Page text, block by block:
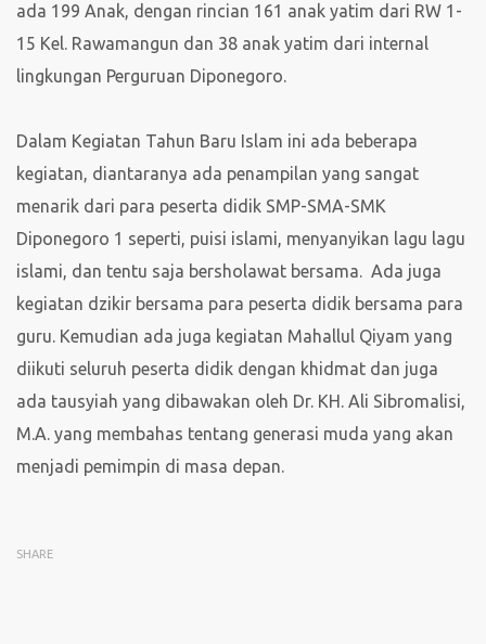
ada 199 Anak, dengan rincian 161 anak yatim dari RW 1-
15 Kel. Rawamangun dan 38 anak yatim dari internal
lingkungan Perguruan Diponegoro.
Dalam Kegiatan Tahun Baru Islam ini ada beberapa
kegiatan, diantaranya ada penampilan yang sangat
menarik dari para peserta didik SMP-SMA-SMK
Diponegoro 1 seperti, puisi islami, menyanyikan lagu lagu
islami, dan tentu saja bersholawat bersama. Ada juga
kegiatan dzikir bersama para peserta didik bersama para
guru. Kemudian ada juga kegiatan Mahallul Qiyam yang
diikuti seluruh peserta didik dengan khidmat dan juga
ada tausyiah yang dibawakan oleh Dr. KH. Ali Sibromalisi,
M.A. yang membahas tentang generasi muda yang akan
menjadi pemimpin di masa depan.
SHARE